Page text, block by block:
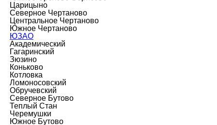
Царицыно
Северное Чертаново
Центральное Чертаново
Южное Чертаново
ЮЗАО
Академический
Гагаринский
Зюзино
Коньково
Котловка
Ломоносовский
Обручевский
Северное Бутово
Теплый Стан
Черемушки
Южное Бутово